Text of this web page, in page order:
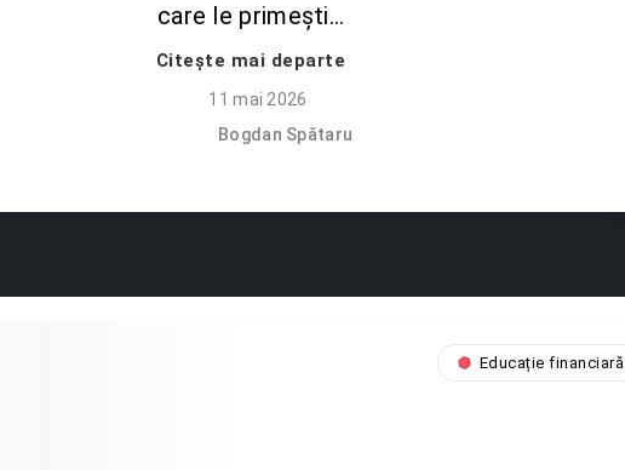
care le primești…
Citește mai departe
11 mai 2026
Bogdan Spătaru
Educație financiară